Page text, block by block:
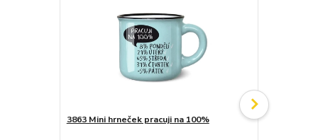
3863 Mini hrneček pracuji na 100%